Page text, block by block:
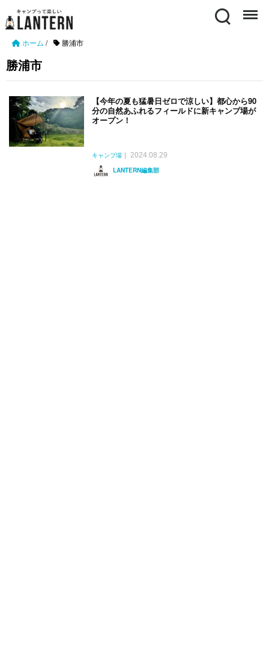
Search Menu
ホーム / 勝浦市
勝浦市
【今年の夏も猛暑日ゼロで涼しい】都心から90
分の自然あふれるフィールドに新キャンプ場が
オープン！
キャンプ場
2024.08.29
LANTERN編集部